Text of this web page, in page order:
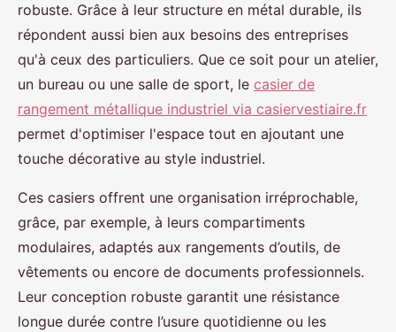
robuste. Grâce à leur structure en métal durable, ils
répondent aussi bien aux besoins des entreprises
qu'à ceux des particuliers. Que ce soit pour un atelier,
un bureau ou une salle de sport, le casier de
rangement métallique industriel via casiervestiaire.fr
permet d'optimiser l'espace tout en ajoutant une
touche décorative au style industriel.
Ces casiers offrent une organisation irréprochable,
grâce, par exemple, à leurs compartiments
modulaires, adaptés aux rangements d’outils, de
vêtements ou encore de documents professionnels.
Leur conception robuste garantit une résistance
longue durée contre l’usure quotidienne ou les